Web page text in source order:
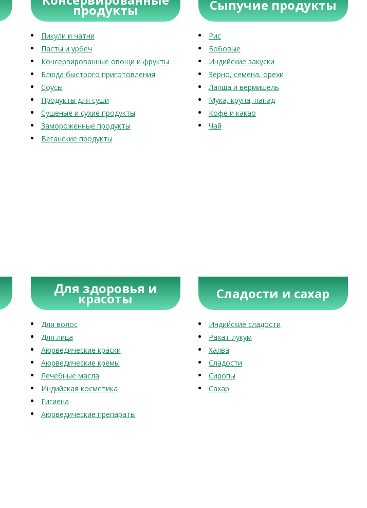
продукты
Пикули и чатни
Пасты и урбеч
Консервированные овощи и фрукты
Блюда быстрого приготовления
Соусы
Продукты для суши
Сушеные и сухие продукты
Замороженные продукты
Веганские продукты
Сыпучие продукты
Рис
Бобовые
Индийские закуски
Зерно, семена, орехи
Лапша и вермишель
Мука, крупа, папад
Кофе и какао
Чай
Для здоровья и
красоты
Для волос
Для лица
Аюрведические краски
Аюрведические кремы
Лечебные масла
Индийская косметика
Гигиена
Аюрведические препараты
Сладости и сахар
Индийские сладости
Рахат-лукум
Халва
Сладости
Сиропы
Сахар